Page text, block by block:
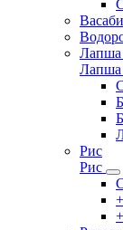
Лапша
Лапша
Рис
Рис